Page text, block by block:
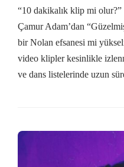
“10 dakikalık klip mi olur?”
Çamur Adam’dan
bir Nolan efsanesi mi
video klipler kesinlikle
ve dans listelerinde uzun